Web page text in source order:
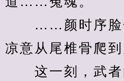
……颜时序脸
凉意从尾椎骨爬到
这一刻，武者